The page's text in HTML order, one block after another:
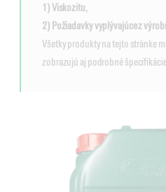
1) Viskozitu,
2) Požiadavky vyplývajúce z
Všetky produkty na tejto stránke
zobrazujú aj podrobné